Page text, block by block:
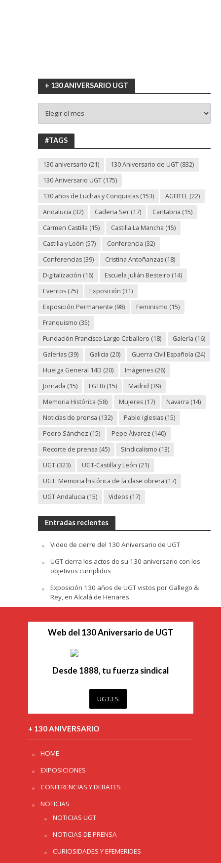
+ 130 ANIVERSARIO UGT
130
ANIVERSARIO
UGT
#TAGS
130 aniversario (21) 130 Aniversario de UGT(832)
130 Aniversario UGT(175)
130 años de Luchas y Conquistas(153) AGFITEL(22)
Andalucia (32) Cadena Ser(17) Cantabria (15)
Carmen Castilla (15) Castilla La Mancha (15)
Castilla y León (57) Conferencia (32)
Conferencias(39) Cristina Antoñanzas(18)
Digitalización (16) Escuela Julián Besteiro (14)
Eventos(75) Exposición (31)
Exposición Permanente (98) Feminismo (15)
Franquismo (35)
Fundación Francisco Largo Caballero (18) Galería (16)
Galerías(39) Galicia (20) Guerra Civil Española (24)
Huelga General 14D (20) Imágenes(26)
Jornada (15) LGTBi (15) Madrid (39)
Memoria Histórica (58) Mujeres(17) Navarra (14)
Noticias de prensa (132) Pablo Iglesias(15)
Pedro Sánchez (15) Pepe Álvarez (140)
Recorte de prensa (45) Sindicalismo (13)
UGT(323) UGT-Castilla y León (21)
UGT: Memoria histórica de la clase obrera (17)
UGT Andalucia (15) Videos(17)
Entradas recientes
Video de cierre del 130 Aniversario de UGT
UGT cierra los actos de su 130 aniversario con los
objetivos cumplidos
Exposición 130 años de UGT vistos por Gallego &
Rey, en Alcalá de Henares
Web del 130 Aniversario de UGT
Desde 1888, tu fuerza sindical
UGT.ES
+ 130 ANIVERSARIO
HOME
EXPOSICIONES
CONFERENCIAS Y DEBATES
NOTICIAS
NOTICIAS UGT
NOTICIAS DE PRENSA
CURIOSIDADES Y EFEMERIDES